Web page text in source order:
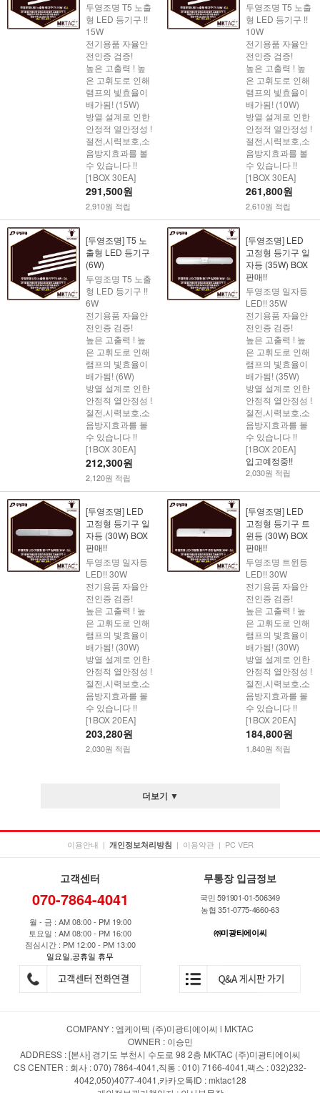
두영조명 T5 노출
형 LED 등기구 !!
15W
전기용품 자율안
전인증 검증!
높은 고출력 ! 높
은 고휘도로 인해
램프의 빛효율이
배가됨! (15W)
방열 설계로 인한
안정적 열안정성 !
절전,시력보호,소
음방지효과를 볼
수 있습니다 !!
[1BOX 30EA]
291,500원
2,910원 적립
두영조명 T5 노출
형 LED 등기구 !!
10W
전기용품 자율안
전인증 검증!
높은 고출력 ! 높
은 고휘도로 인해
램프의 빛효율이
배가됨! (10W)
방열 설계로 인한
안정적 열안정성 !
절전,시력보호,소
음방지효과를 볼
수 있습니다 !!
[1BOX 30EA]
261,800원
2,610원 적립
[두영조명] T5 노
출형 LED 등기구
(6W)
두영조명 T5 노출
형 LED 등기구 !!
6W
전기용품 자율안
전인증 검증!
높은 고출력 ! 높
은 고휘도로 인해
램프의 빛효율이
배가됨! (6W)
방열 설계로 인한
안정적 열안정성 !
절전,시력보호,소
음방지효과를 볼
수 있습니다 !!
[1BOX 30EA]
212,300원
2,120원 적립
[두영조명] LED
고정형 등기구 일
자등 (35W) BOX
판매!!
두영조명 일자등
LED!! 35W
전기용품 자율안
전인증 검증!
높은 고출력 ! 높
은 고휘도로 인해
램프의 빛효율이
배가됨! (35W)
방열 설계로 인한
안정적 열안정성 !
절전,시력보호,소
음방지효과를 볼
수 있습니다 !!
[1BOX 20EA]
입고예정중!!
2,030원 적립
[두영조명] LED
고정형 등기구 일
자등 (30W) BOX
판매!!
두영조명 일자등
LED!! 30W
전기용품 자율안
전인증 검증!
높은 고출력 ! 높
은 고휘도로 인해
램프의 빛효율이
배가됨! (30W)
방열 설계로 인한
안정적 열안정성 !
절전,시력보호,소
음방지효과를 볼
수 있습니다 !!
[1BOX 20EA]
203,280원
2,030원 적립
[두영조명] LED
고정형 등기구 트
윈등 (30W) BOX
판매!!
두영조명 트윈등
LED!! 30W
전기용품 자율안
전인증 검증!
높은 고출력 ! 높
은 고휘도로 인해
램프의 빛효율이
배가됨! (30W)
방열 설계로 인한
안정적 열안정성 !
절전,시력보호,소
음방지효과를 볼
수 있습니다 !!
[1BOX 20EA]
184,800원
1,840원 적립
더보기 ▼
이용안내 | 개인정보처리방침 | 이용약관 | PC VER
고객센터
070-7864-4041
월 - 금 : AM 08:00 - PM 19:00
토요일 : AM 08:00 - PM 16:00
점심시간 : PM 12:00 - PM 13:00
일요일,공휴일 휴무
무통장 입금정보
국민 591901-01-506349
농협 351-0775-4660-63
㈜미광티에이씨
COMPANY : 엠케이텍 (주)미광티에이씨 l MKTAC
OWNER : 이승민
ADDRESS : [본사] 경기도 부천시 수도로 98 2층 MKTAC (주)미광티에이씨
CS CENTER : 회사 : 070) 7864-4041,직통 : 010) 7166-4041,팩스 : 032)232-
4042,050)4077-4041,카카오톡ID : mktac128